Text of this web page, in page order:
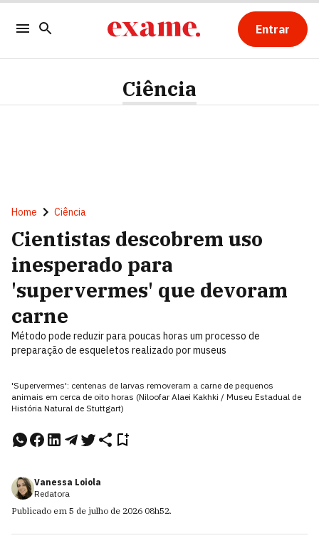
Entrar
Ciência
Home Ciência
Cientistas descobrem uso
inesperado para
'supervermes' que devoram
carne
Método pode reduzir para poucas horas um processo de
preparação de esqueletos realizado por museus
'Supervermes': centenas de larvas removeram a carne de pequenos
animais em cerca de oito horas (Niloofar Alaei Kakhki / Museu Estadual de
História Natural de Stuttgart)
Vanessa Loiola
Redatora
Publicado em 5 de julho de 2026 08h52.